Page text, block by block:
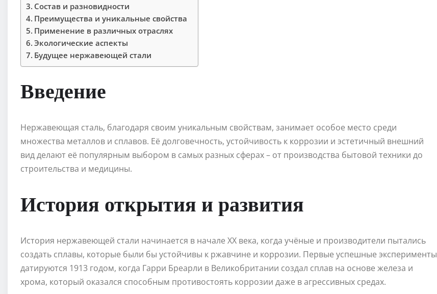
Состав и разновидности
Преимущества и уникальные свойства
Применение в различных отраслях
Экологические аспекты
Будущее нержавеющей стали
Введение
Нержавеющая сталь, благодаря своим уникальным свойствам, занимает особое место среди
множества металлов и сплавов. Её долговечность, устойчивость к коррозии и эстетичный внешний
вид делают её популярным выбором в самых разных сферах – от производства бытовой техники до
строительства и медицины.
История открытия и развития
История нержавеющей стали начинается в начале XX века, когда учёные и производители пытались
создать сплавы, которые были бы устойчивы к ржавчине и коррозии. Первые успешные эксперименты
датируются 1913 годом, когда Гарри Бреарли в Великобритании создал сплав на основе железа и
хрома, который оказался способным противостоять коррозии даже в агрессивных средах.